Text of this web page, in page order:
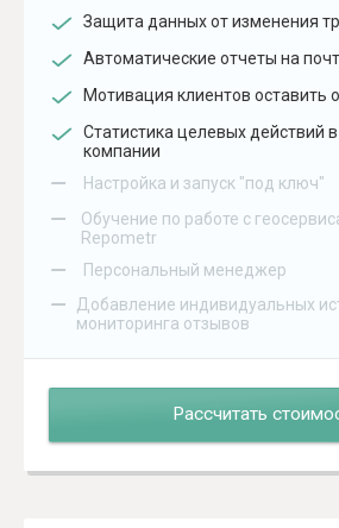
Защита данных от изменения
Автоматические отчеты на
Мотивация клиентов оставить
Статистика целевых действий
компании
– Настройка и запуск "под ключ"
–
Обучение по работе с
Repometr
– Персональный менеджер
–
Добавление индивидуальных
мониторинга отзывов
Рассчитать